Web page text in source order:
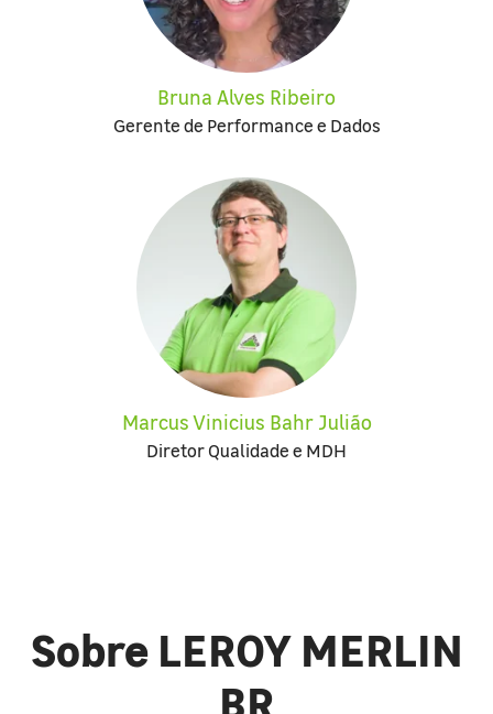
Bruna Alves Ribeiro
Gerente de Performance e Dados
Marcus Vinicius Bahr Julião
Diretor Qualidade e MDH
Sobre LEROY MERLIN
BR